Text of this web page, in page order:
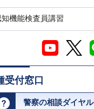
知機能検査員講習
受付窓口
警察の相談ダイヤル